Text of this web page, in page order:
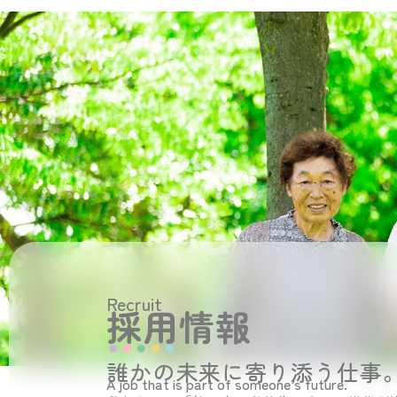
Recruit
採用情報
誰かの未来に寄り添う仕事
A job that is part of someone’s future.